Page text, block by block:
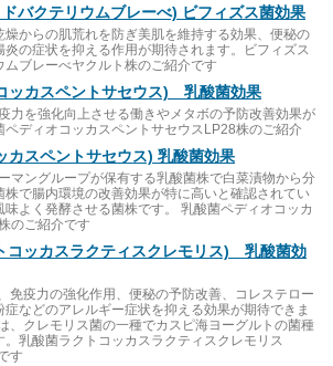
バクテリウムブレーべ) ビフィズス菌効果
燥からの肌荒れを防ぎ美肌を維持する効果、便秘の
の症状を抑える作用が期待されます。ビフィズス
ブレーべヤクルト株のご紹介です
ッカスペントサセウス) 乳酸菌効果
力を強化向上させる働きやメタボの予防改善効果が
ペディオコッカスペントサセウスLP28株のご紹介
カスペントサセウス) 乳酸菌効果
マングループが保有する乳酸菌株で白菜漬物から分
株で腸内環境の改善効果が特に高いと確認されてい
味よく発酵させる菌株です。 乳酸菌ペディオコッカ
のご紹介です
コッカスラクティスクレモリス) 乳酸菌効
免疫力の強化作用、便秘の予防改善、コレステロー
症などのアレルギー症状を抑える効果が期待できま
、クレモリス菌の一種でカスピ海ヨーグルトの菌種
。乳酸菌ラクトコッカスラクティスクレモリス
す